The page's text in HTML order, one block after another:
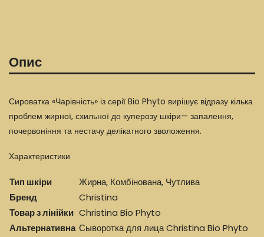
Опис
Сироватка «Чарівність» із серії Bio Phyto вирішує відразу кілька
проблем жирної, схильної до куперозу шкіри— запалення,
почервоніння та нестачу делікатного зволоження.
Характеристики
Тип шкіри
Жирна, Комбінована, Чутлива
Бренд
Christina
Товар з лінійки Christina Bio Phyto
Альтернативна Сыворотка для лица Christina Bio Phyto